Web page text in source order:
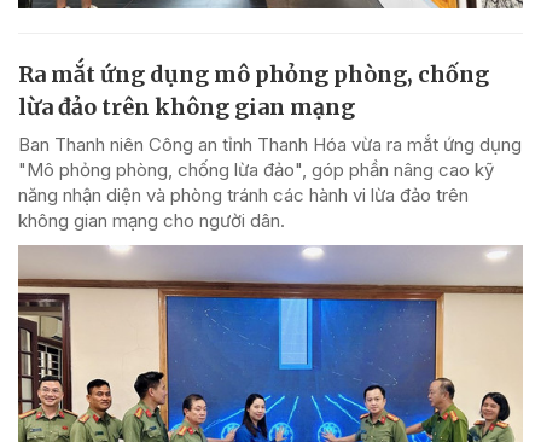
Ra mắt ứng dụng mô phỏng phòng, chống
lừa đảo trên không gian mạng
Ban Thanh niên Công an tỉnh Thanh Hóa vừa ra mắt ứng dụng
"Mô phỏng phòng, chống lừa đảo", góp phần nâng cao kỹ
năng nhận diện và phòng tránh các hành vi lừa đảo trên
không gian mạng cho người dân.